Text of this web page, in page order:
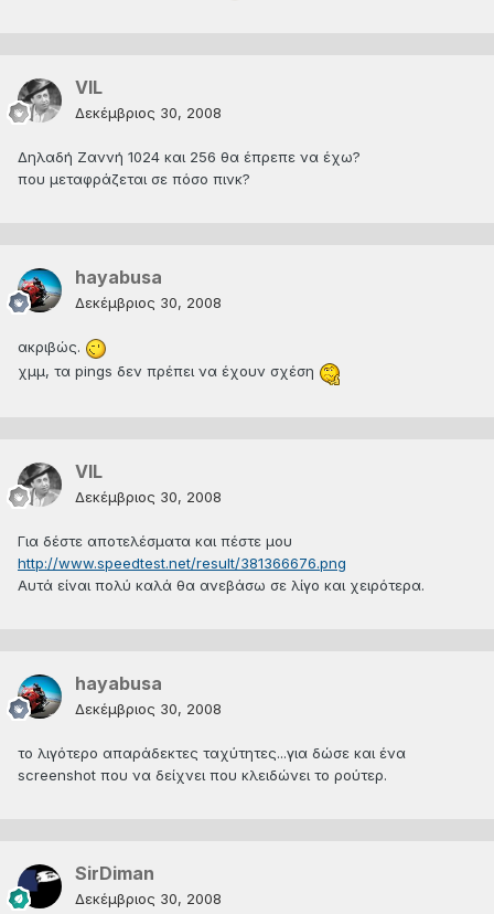
VIL
Δεκέμβριος 30, 2008
Δηλαδή Ζαννή 1024 και 256 θα έπρεπε να έχω?
που μεταφράζεται σε πόσο πινκ?
hayabusa
Δεκέμβριος 30, 2008
ακριβώς.
χμμ, τα pings δεν πρέπει να έχουν σχέση
VIL
Δεκέμβριος 30, 2008
Για δέστε αποτελέσματα και πέστε μου
http://www.speedtest.net/result/381366676.png
Αυτά είναι πολύ καλά θα ανεβάσω σε λίγο και χειρότερα.
hayabusa
Δεκέμβριος 30, 2008
το λιγότερο απαράδεκτες ταχύτητες...για δώσε και ένα
screenshot που να δείχνει που κλειδώνει το ρούτερ.
SirDiman
Δεκέμβριος 30, 2008